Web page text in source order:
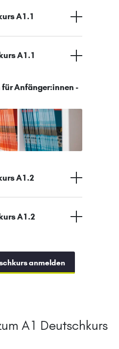
A1.1
A1.1
Anfänger:innen -
A1.2
A1.2
anmelden
A1 Deutschkurs